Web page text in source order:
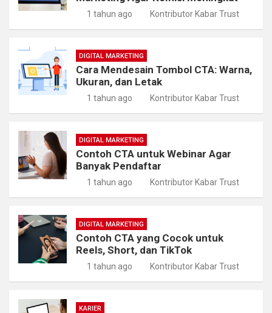
1 tahun ago Kontributor Kabar Trust
DIGITAL MARKETING
Cara Mendesain Tombol CTA: Warna,
Ukuran, dan Letak
1 tahun ago Kontributor Kabar Trust
DIGITAL MARKETING
Contoh CTA untuk Webinar Agar
Banyak Pendaftar
1 tahun ago Kontributor Kabar Trust
DIGITAL MARKETING
Contoh CTA yang Cocok untuk
Reels, Short, dan TikTok
1 tahun ago Kontributor Kabar Trust
KARIER